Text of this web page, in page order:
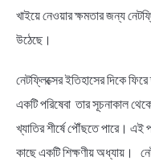
খাইয়ে নেওয়ার ক্ষমতার জন্য
উঠেছে।
নেটফ্লিক্সের ইতিহাসের দিকে
একটি পরিষেবা তার সূচনাকাল
খ্যাতির শীর্ষে পৌঁছতে পারে। এই
কাছে একটি শিক্ষণীয় অধ্যায়।